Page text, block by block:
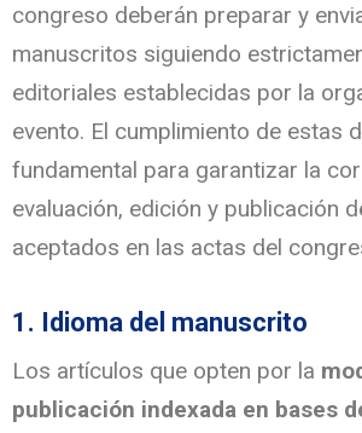
congreso deberán preparar y
manuscritos siguiendo
editoriales establecidas por la
evento. El cumplimiento de estas
fundamental para garantizar la
evaluación, edición y publicación
aceptados en las actas del
1. Idioma del manuscrito
Los artículos que opten por la
publicación indexada en bases